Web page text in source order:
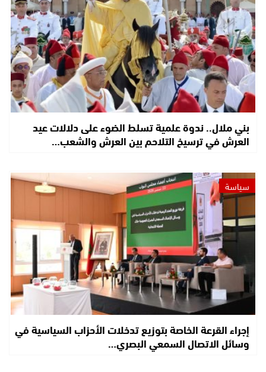
بني ملال.. ندوة علمية تسلط الضوء على دلالات عيد
العرش في ترسيخ التلاحم بين العرش والشعب…
سياسة
إجراء القرعة الخاصة بتوزيع تدخلات الأحزاب السياسية في
وسائل الاتصال السمعي البصري…